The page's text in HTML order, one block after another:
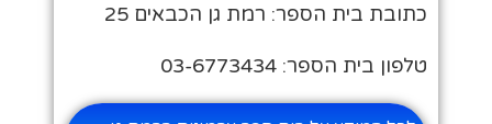
כתובת בית הספר: רמת גן הכבאים 25
טלפון בית הספר: 03-6773434